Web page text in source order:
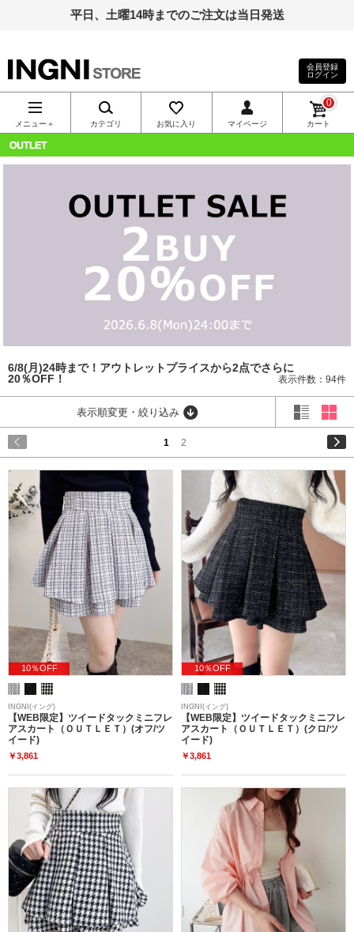
平日、土曜14時までのご注文は当日発送
INGNI（イン
グ）公式通
販｜INGNI
STORE
会員登録
ログイン
メニュー＋ カテゴリ お気に入り マイページ カート
0
OUTLET
6/8(月)24時まで！アウトレットプライスから2点でさらに
20％OFF！
表示件数：94件
表示順変更・絞り込み
1 2
10％OFF
INGNI(イング)
【WEB限定】ツイードタックミニフレ
アスカート（ＯＵＴＬＥＴ）(オフ/ツ
イード)
￥3,861
10％OFF
INGNI(イング)
【WEB限定】ツイードタックミニフレ
アスカート（ＯＵＴＬＥＴ）(クロ/ツ
イード)
￥3,861